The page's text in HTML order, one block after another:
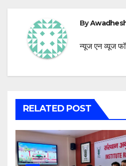
By
न्यूज एन व्यूज
RELATED POST